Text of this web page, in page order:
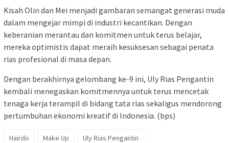
Kisah Olin dan Mei menjadi gambaran semangat generasi muda
dalam mengejar mimpi di industri kecantikan. Dengan
keberanian merantau dan komitmen untuk terus belajar,
mereka optimistis dapat meraih kesuksesan sebagai penata
rias profesional di masa depan.
Dengan berakhirnya gelombang ke-9 ini, Uly Rias Pengantin
kembali menegaskan komitmennya untuk terus mencetak
tenaga kerja terampil di bidang tata rias sekaligus mendorong
pertumbuhan ekonomi kreatif di Indonesia. (bps)
Hairdo Make Up Uly Rias Pengantin